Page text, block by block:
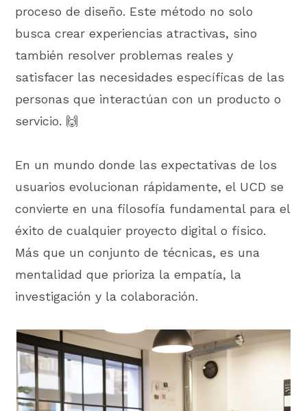
proceso de diseño. Este método no solo
busca crear experiencias atractivas, sino
también resolver problemas reales y
satisfacer las necesidades específicas de las
personas que interactúan con un producto o
servicio. 🙌
En un mundo donde las expectativas de los
usuarios evolucionan rápidamente, el UCD se
convierte en una filosofía fundamental para el
éxito de cualquier proyecto digital o físico.
Más que un conjunto de técnicas, es una
mentalidad que prioriza la empatía, la
investigación y la colaboración.